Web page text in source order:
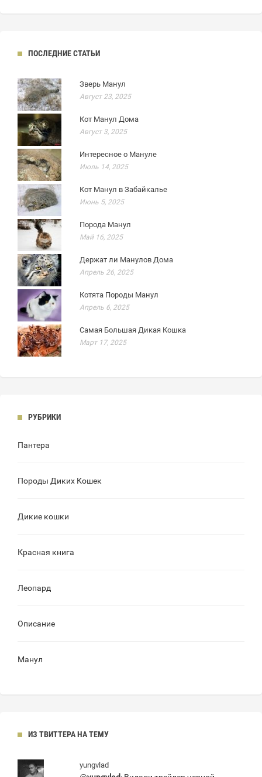
ПОСЛЕДНИЕ СТАТЬИ
Зверь Манул
Август 23, 2025
Кот Манул Дома
Август 3, 2025
Интересное о Мануле
Июль 14, 2025
Кот Манул в Забайкалье
Июнь 5, 2025
Порода Манул
Май 16, 2025
Держат ли Манулов Дома
Апрель 26, 2025
Котята Породы Манул
Апрель 6, 2025
Самая Большая Дикая Кошка
Март 17, 2025
РУБРИКИ
Пантера
Породы Диких Кошек
Дикие кошки
Красная книга
Леопард
Описание
Манул
ИЗ ТВИТТЕРА НА ТЕМУ
yungvlad